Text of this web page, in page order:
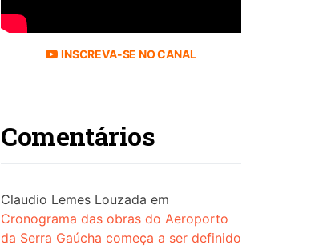
INSCREVA-SE NO CANAL
Comentários
Claudio Lemes Louzada em
Cronograma das obras do Aeroporto
da Serra Gaúcha começa a ser definido